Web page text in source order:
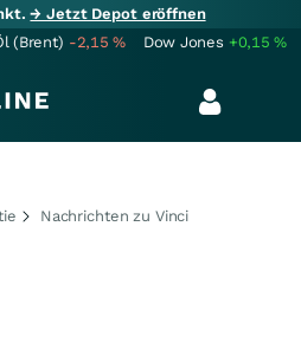
→ Jetzt Depot eröffnen
(Brent) -2,15% Dow Jones +0,15%
Nachrichten zu Vinci